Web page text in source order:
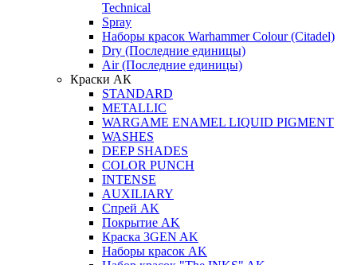
Technical
Spray
Наборы красок Warhammer Colour (Citadel)
Dry (Последние единицы)
Air (Последние единицы)
Краски АК
STANDARD
METALLIC
WARGAME ENAMEL LIQUID PIGMENT
WASHES
DEEP SHADES
COLOR PUNCH
INTENSE
AUXILIARY
Спрей AK
Покрытие AK
Краска 3GEN AK
Наборы красок AK